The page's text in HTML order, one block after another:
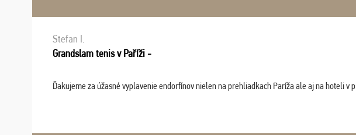
Stefan I.
Grandslam tenis v Paříži -
Ďakujeme za úžasné vyplavenie endorfínov nielen na prehliadkach Paríža ale aj na hoteli